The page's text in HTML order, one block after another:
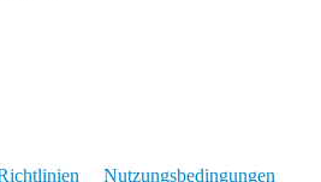
Nutzungsbedingungen